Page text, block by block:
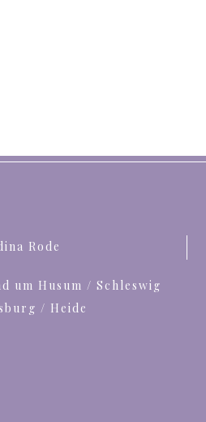
Rode
um Husum / Schleswig
/ Heide